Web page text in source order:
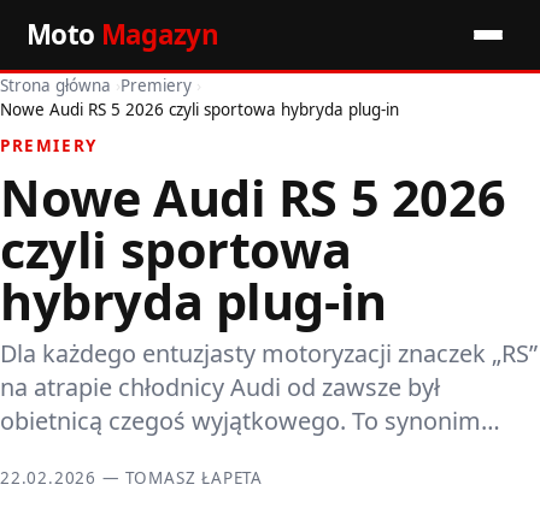
Moto Magazyn
Start
Wiadomości
Premiery
Porady motoryzacyjne
Pozostałe artykuły
Strona główna ›Premiery ›
Nowe Audi RS 5 2026 czyli sportowa hybryda plug-in
PREMIERY
Nowe Audi RS 5 2026
czyli sportowa
hybryda plug-in
Dla każdego entuzjasty motoryzacji znaczek „RS”
na atrapie chłodnicy Audi od zawsze był
obietnicą czegoś wyjątkowego. To synonim…
22.02.2026 — TOMASZ ŁAPETA